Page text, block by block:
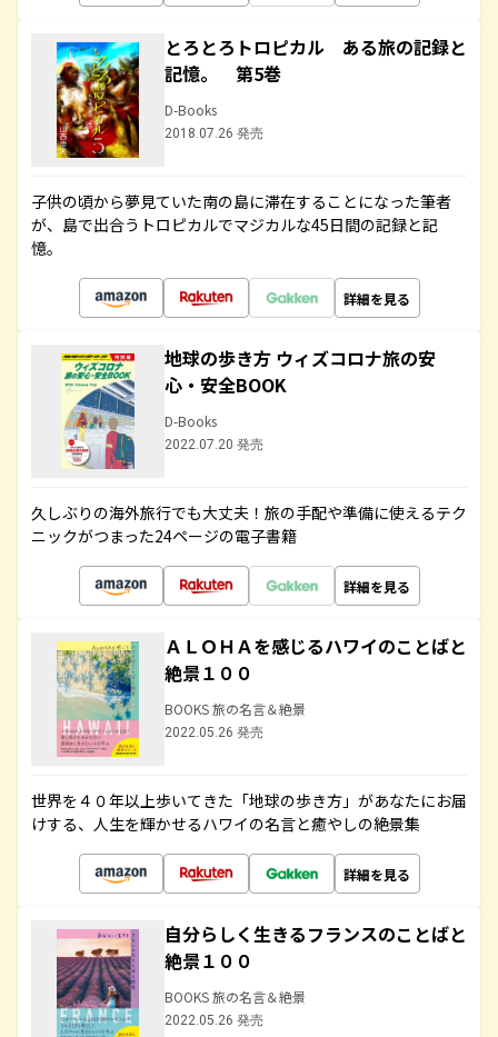
とろとろトロピカル ある旅の記録と
記憶。 第5巻
D-Books
2018.07.26 発売
子供の頃から夢見ていた南の島に滞在することになった筆者
が、島で出合うトロピカルでマジカルな45日間の記録と記
憶。
詳細を見る
地球の歩き方 ウィズコロナ旅の安
心・安全BOOK
D-Books
2022.07.20 発売
久しぶりの海外旅行でも大丈夫！旅の手配や準備に使えるテク
ニックがつまった24ページの電子書籍
詳細を見る
ＡＬＯＨＡを感じるハワイのことばと
絶景１００
BOOKS 旅の名言＆絶景
2022.05.26 発売
世界を４０年以上歩いてきた「地球の歩き方」があなたにお届
けする、人生を輝かせるハワイの名言と癒やしの絶景集
詳細を見る
自分らしく生きるフランスのことばと
絶景１００
BOOKS 旅の名言＆絶景
2022.05.26 発売